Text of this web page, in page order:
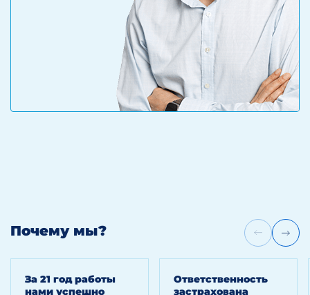
Почему мы?
За 21 год работы
нами успешно
Ответственность
застрахована